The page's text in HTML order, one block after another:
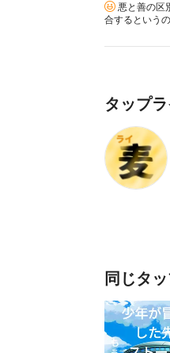
悪と善の区
合するという
タップ
同じタ